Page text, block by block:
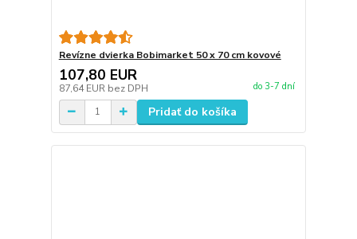
Revízne dvierka Bobimarket 50 x 70 cm kovové
107,80 EUR
87,64 EUR bez DPH do 3-7 dní
Pridať do košíka